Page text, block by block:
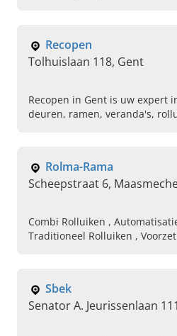
Recopen
Tolhuislaan 118, Gent
Recopen in Gent is uw expert
deuren, ramen, veranda's,
Rolma-Rama
Scheepstraat 6,
Combi Rolluiken ,
Traditioneel Rolluiken ,
Sbek
Senator A. Jeurissenlaan